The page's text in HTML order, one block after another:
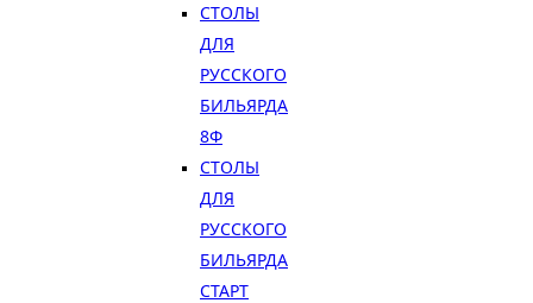
СТОЛЫ
ДЛЯ
РУССКОГО
БИЛЬЯРДА
8Ф
СТОЛЫ
ДЛЯ
РУССКОГО
БИЛЬЯРДА
СТАРТ